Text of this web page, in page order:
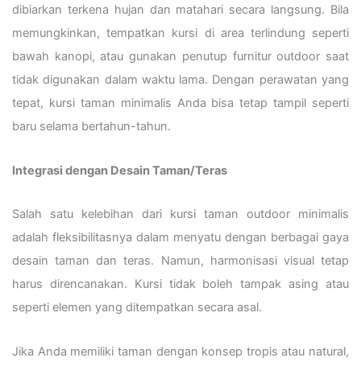
dibiarkan terkena hujan dan matahari secara langsung. Bila
memungkinkan, tempatkan kursi di area terlindung seperti
bawah kanopi, atau gunakan penutup furnitur outdoor saat
tidak digunakan dalam waktu lama. Dengan perawatan yang
tepat, kursi taman minimalis Anda bisa tetap tampil seperti
baru selama bertahun-tahun.
Integrasi dengan Desain Taman/Teras
Salah satu kelebihan dari kursi taman outdoor minimalis
adalah fleksibilitasnya dalam menyatu dengan berbagai gaya
desain taman dan teras. Namun, harmonisasi visual tetap
harus direncanakan. Kursi tidak boleh tampak asing atau
seperti elemen yang ditempatkan secara asal.
Jika Anda memiliki taman dengan konsep tropis atau natural,